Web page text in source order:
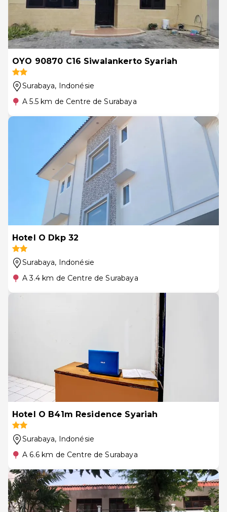
OYO 90870 C16 Siwalankerto Syariah
Surabaya, Indonésie
A 5.5 km de Centre de Surabaya
Hotel O Dkp 32
Surabaya, Indonésie
A 3.4 km de Centre de Surabaya
Hotel O B41m Residence Syariah
Surabaya, Indonésie
A 6.6 km de Centre de Surabaya